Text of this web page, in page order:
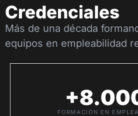
Credenciales
Más de una década
equipos en empleabilidad
FORMACIÓN EN